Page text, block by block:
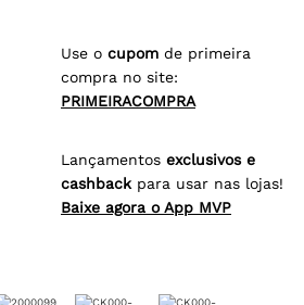
Use o cupom de primeira
compra no site:
PRIMEIRACOMPRA
Lançamentos exclusivos e
cashback para usar nas lojas!
Baixe agora o App MVP